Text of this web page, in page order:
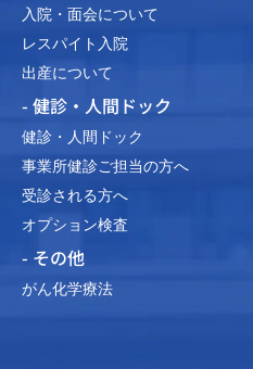
入院・面会について
レスパイト入院
出産について
- 健診・人間ドック
健診・人間ドック
事業所健診ご担当の方へ
受診される方へ
オプション検査
- その他
がん化学療法